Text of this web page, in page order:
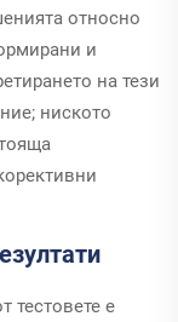
относно
и
на тези
ниското
тестовете е